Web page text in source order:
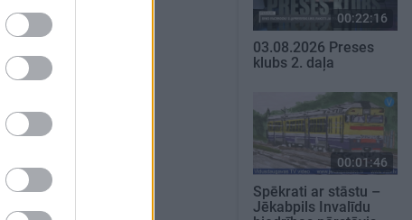
00:22:16
03.08.2026 Preses
klubs 2. daļa
00:01:46
Spēkrati ar stāstu –
Jēkabpils Invalīdu